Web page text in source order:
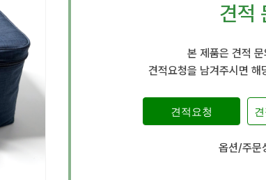
견적
본 제품은 견적
견적요청을 남겨주시면 해
견적요청
옵션/주